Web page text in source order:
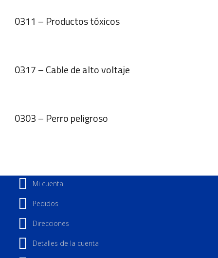
0311 – Productos tóxicos
0317 – Cable de alto voltaje
0303 – Perro peligroso
Mi cuenta
Pedidos
Direcciones
Detalles de la cuenta